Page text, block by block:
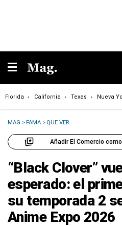
Florida California Texas Nueva
MAG >FAMA > QUE VER
Añadir El Comercio
“Black Clover”
esperado: el
su temporada 2
Anime Expo 2026